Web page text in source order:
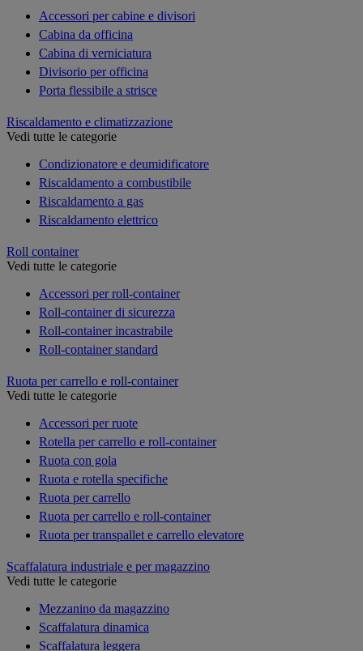
Accessori per cabine e divisori
Cabina da officina
Cabina di verniciatura
Divisorio per officina
Porta flessibile a strisce
Riscaldamento e climatizzazione
Vedi tutte le categorie
Condizionatore e deumidificatore
Riscaldamento a combustibile
Riscaldamento a gas
Riscaldamento elettrico
Roll container
Vedi tutte le categorie
Accessori per roll-container
Roll-container di sicurezza
Roll-container incastrabile
Roll-container standard
Ruota per carrello e roll-container
Vedi tutte le categorie
Accessori per ruote
Rotella per carrello e roll-container
Ruota con gola
Ruota e rotella specifiche
Ruota per carrello
Ruota per carrello e roll-container
Ruota per transpallet e carrello elevatore
Scaffalatura industriale e per magazzino
Vedi tutte le categorie
Mezzanino da magazzino
Scaffalatura dinamica
Scaffalatura leggera